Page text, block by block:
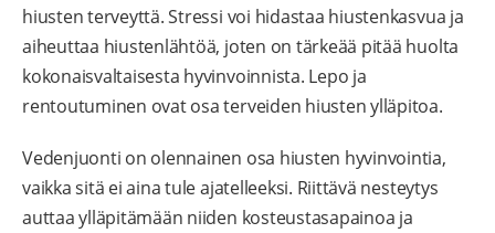
hiusten terveyttä. Stressi voi hidastaa hiustenkasvua ja
aiheuttaa hiustenlähtöä, joten on tärkeää pitää huolta
kokonaisvaltaisesta hyvinvoinnista. Lepo ja
rentoutuminen ovat osa terveiden hiusten ylläpitoa.
Vedenjuonti on olennainen osa hiusten hyvinvointia,
vaikka sitä ei aina tule ajatelleeksi. Riittävä nesteytys
auttaa ylläpitämään niiden kosteustasapainoa ja